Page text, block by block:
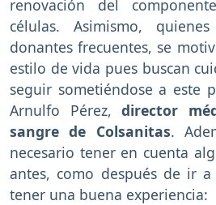
renovación del
células. Asimismo,
donantes frecuentes, se
estilo de vida pues buscan
seguir sometiéndose a este
Arnulfo Pérez,director
sangre de Colsanitas.
necesario tener en cuenta
antes, como después de ir
tener una buena experiencia: